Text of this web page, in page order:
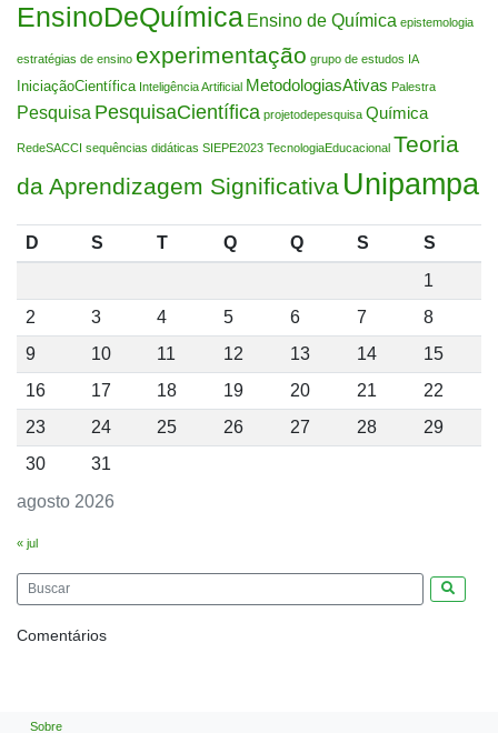
EnsinoDeQuímica Ensino de Química epistemologia
estratégias de ensino experimentação grupo de estudos IA
IniciaçãoCientífica Inteligência Artificial MetodologiasAtivas Palestra
Pesquisa PesquisaCientífica projetodepesquisa Química
RedeSACCI sequências didáticas SIEPE2023 TecnologiaEducacional Teoria
da Aprendizagem Significativa Unipampa
agosto 2026
D S T Q Q S
S
1
2
3 4 5 6 7
8
9
10 11 12 13 14
15
16
17 18 19 20 21
22
23
24 25 26 27 28
29
30
31
« jul
Comentários
Sobre